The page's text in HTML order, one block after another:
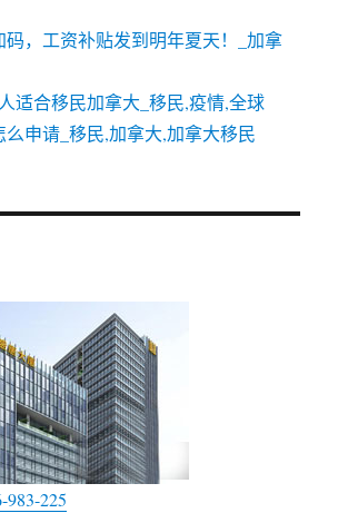
码，工资补贴发到明年夏天！_加拿
适合移民加拿大_移民,疫情,全球
申请_移民,加拿大,加拿大移民
983-225